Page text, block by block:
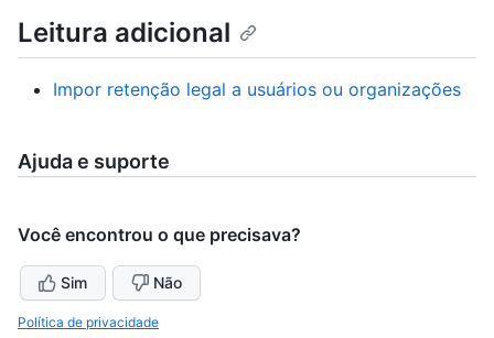
Leitura adicional
Impor retenção legal a usuários ou organizações
Ajuda e suporte
Você encontrou o que precisava?
Sim Não
Política de privacidade